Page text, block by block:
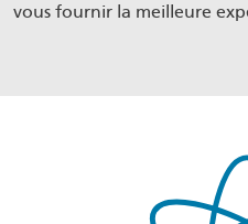
vous fournir la meilleure